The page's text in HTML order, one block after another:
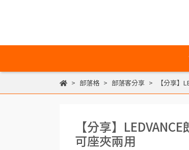
部落格 部落客分享 【分享】
【分享】
可座夾兩用